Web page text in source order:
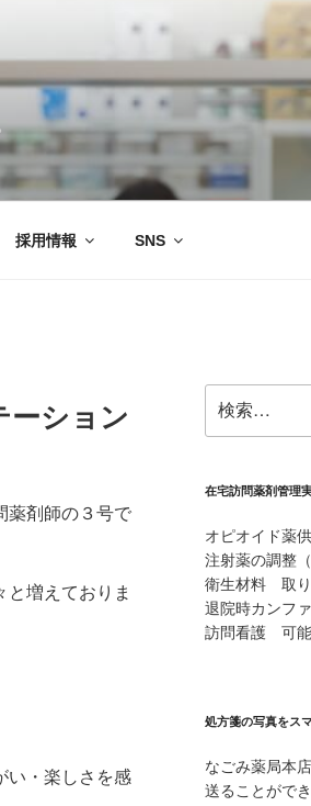
採用情報 SNS
ーション
薬剤師の３号で
増えておりま
い・楽しさを感
索:
在宅訪問薬剤管理
オピオイド薬
注射薬の調整
衛生材料 取
退院時カンフ
訪問看護 可能
処方箋の写真をス
なごみ薬局本
送ることがで